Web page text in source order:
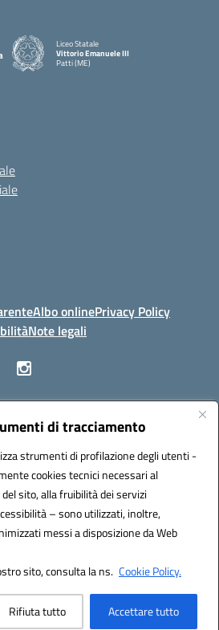
di tracciamento
strumenti di profilazione degli utenti -
cookies tecnici necessari al
sito, alla fruibilità dei servizi
– sono utilizzati, inoltre,
messi a disposizione da Web
sito, consulta la ns. Cookie Policy.
Rifiuta tutto Accettare tutto
Liceo Statale
Vittorio Emanuele III
Patti (ME)
Albo onlinePrivacy Policy
Note legali
Patti (ME)
mepc060006@pec.istruzione.it
by 3D Solution S.r.l.
Design by Designers Italia